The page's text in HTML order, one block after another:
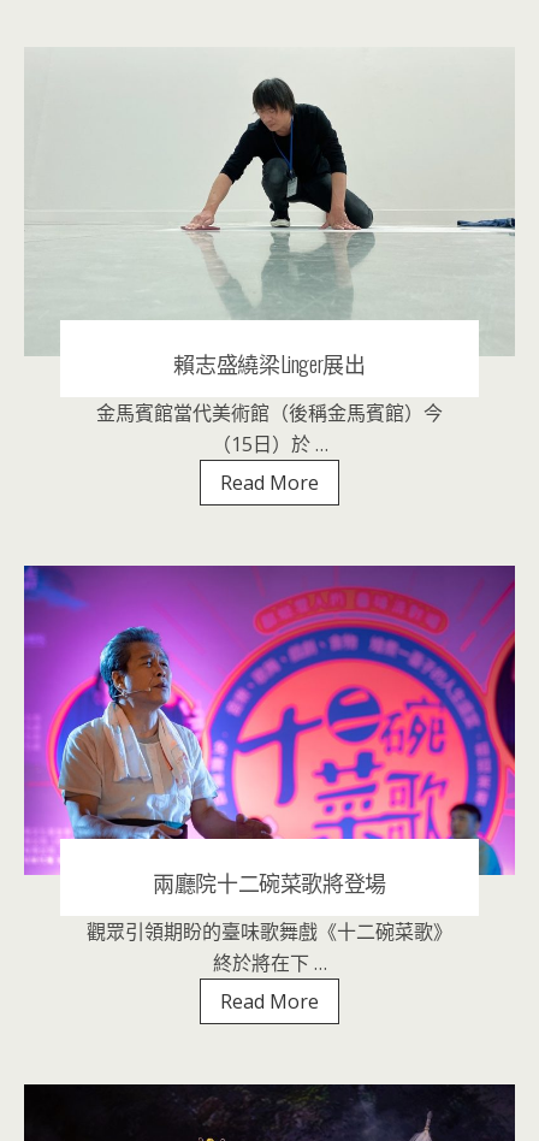
與
城
市
的
未
來
賴志盛繞梁Linger展出
2020 年 10 月 15 日 | 音樂表演
金馬賓館當代美術館（後稱金馬賓館）今
（15日）於 …
Read More
志
梁
Linger
展
出
兩廳院十二碗菜歌將登場
2020 年 9 月 23 日 | 音樂表演
觀眾引領期盼的臺味歌舞戲《十二碗菜歌》
終於將在下 …
Read More
廳
十
二